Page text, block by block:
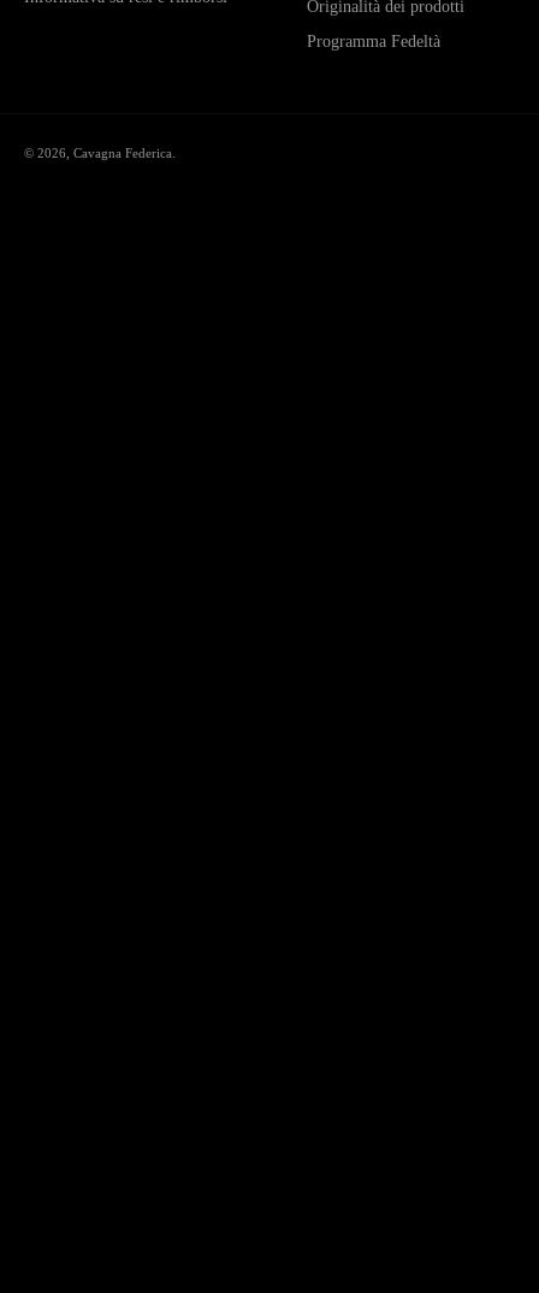
Originalità dei prodotti
Programma Fedeltà
© 2026, Cavagna Federica